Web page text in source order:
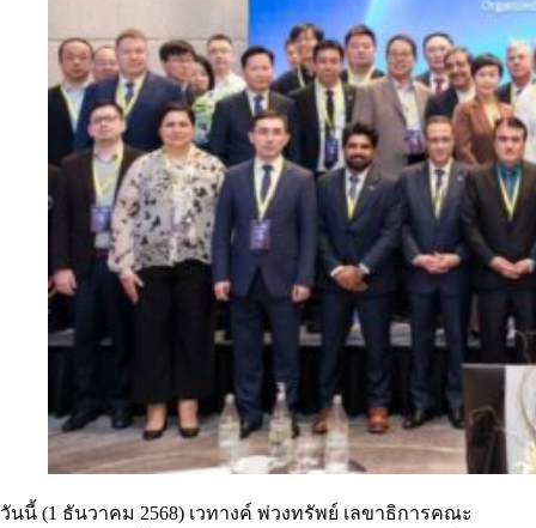
วันนี้ (1 ธันวาคม 2568) เวทางค์ พ่วงทรัพย์ เลขาธิการคณะ